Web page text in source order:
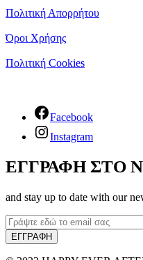
Πολιτική Απορρήτου
Όροι Χρήσης
Πολιτική Cookies
Facebook
Instagram
ΕΓΓΡΑΦΗ ΣΤΟ
and stay up to date with our